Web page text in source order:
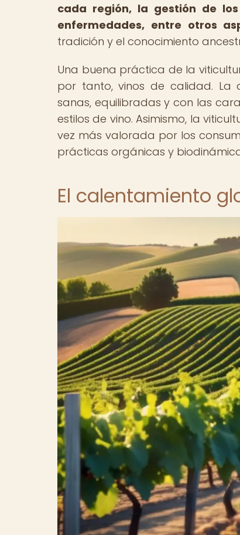
cada región, la gestión de
enfermedades, entre otros
tradición y el conocimiento
Una buena práctica de la
por tanto, vinos de calidad. La
sanas, equilibradas y con las
estilos de vino. Asimismo, la
vez más valorada por los
prácticas orgánicas y
El calentamiento